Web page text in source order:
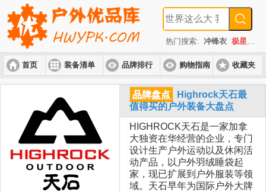
热门搜索: 冲锋衣 极星
首页 装备清单 品牌排行 购物指南
入门套装 进阶套装 高端套装
收藏夹
品牌盘点
Highrock天石最
值得买的户外装备大盘点
HIGHROCK天石是一家加拿
大独资在华经营的企业，专门
设计生产户外运动以及休闲活
动产品，以户外羽绒睡袋起
家，现已扩展到户外服装等领
域。天石早年为国际户外大牌